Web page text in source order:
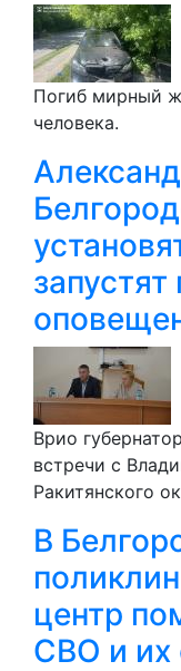
Погиб мирный
человека.
Врио
встречи с
Ракитянского
В
центр
СВО и их